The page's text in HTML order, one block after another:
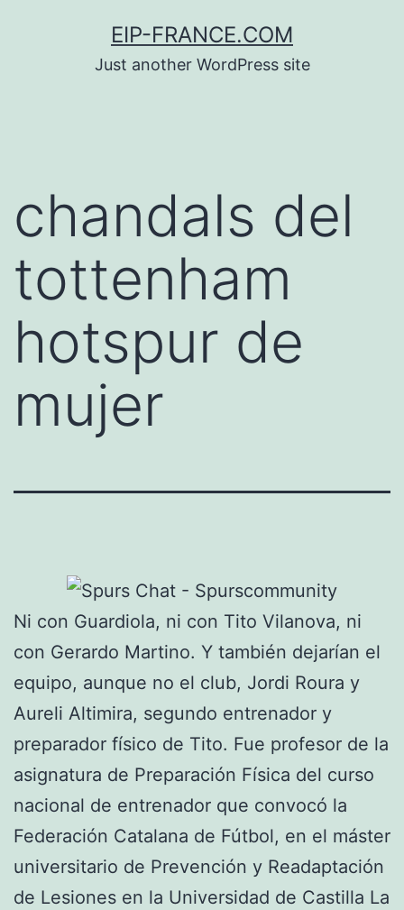
EIP-FRANCE.COM
Just another WordPress site
chandals del
tottenham
hotspur de
mujer
Ni con Guardiola, ni con Tito Vilanova, ni
con Gerardo Martino. Y también dejarían el
equipo, aunque no el club, Jordi Roura y
Aureli Altimira, segundo entrenador y
preparador físico de Tito. Fue profesor de la
asignatura de Preparación Física del curso
nacional de entrenador que convocó la
Federación Catalana de Fútbol, en el máster
universitario de Prevención y Readaptación
de Lesiones en la Universidad de Castilla La